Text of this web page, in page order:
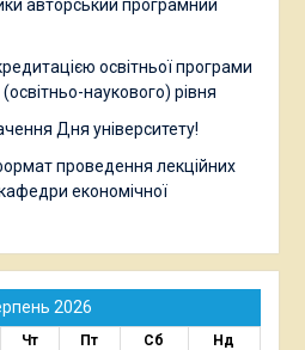
авторський програмний
освітньої програми
наукового) рівня
Дня університету!
проведення лекційних
економічної
2026
Чт Пт Сб
Нд